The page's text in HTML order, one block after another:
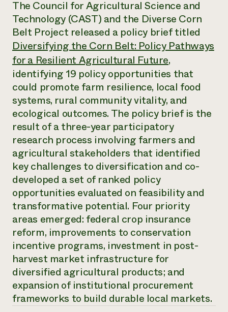
Informes anuales y financieros
Historias de impacto
Informe de
impacto 2024
LEER EL INFORME
Latinos en la agricultura
Sistemas alimentarios locales
Agricultura urbana
Las mujeres en la agricultura
Evento anual de reciclaje de productos electrónicos
Programa de descuentos de NorthWestern Energy
Servicios energéticos comerciales
Servicios energéticos residenciales
LIHEAP
Centro de intercambio de información AgriSolar
Blog
Podcasts
Publicaciones
Cursos cortos
Vídeos
Oportunidades de financiación
Noticias
Internship Hub
Buscar prácticas
Contratar a un becario
un
Llame a la
directa de
Asociaciones empresariales
Donar
Donaciones planificadas
Boletín
Consultas de los medios de comunicación
Todos
contribuyen a la
resiliencia de la
comunidad.
DONAR AHORA
The Council for Agricultural Science and
Technology (CAST) and the Diverse Corn
Belt Project released a policy brief titled
Diversifying the Corn Belt: Policy Pathways
for a Resilient Agricultural Future,
identifying 19 policy opportunities that
could promote farm resilience, local food
systems, rural community vitality, and
ecological outcomes. The policy brief is the
result of a three-year participatory
research process involving farmers and
agricultural stakeholders that identified
key challenges to diversification and co-
developed a set of ranked policy
opportunities evaluated on feasibility and
transformative potential. Four priority
areas emerged: federal crop insurance
reform, improvements to conservation
incentive programs, investment in post-
harvest market infrastructure for
diversified agricultural products; and
expansion of institutional procurement
frameworks to build durable local markets.